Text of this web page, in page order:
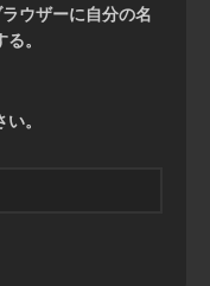
ウザーに自分の名
。
。